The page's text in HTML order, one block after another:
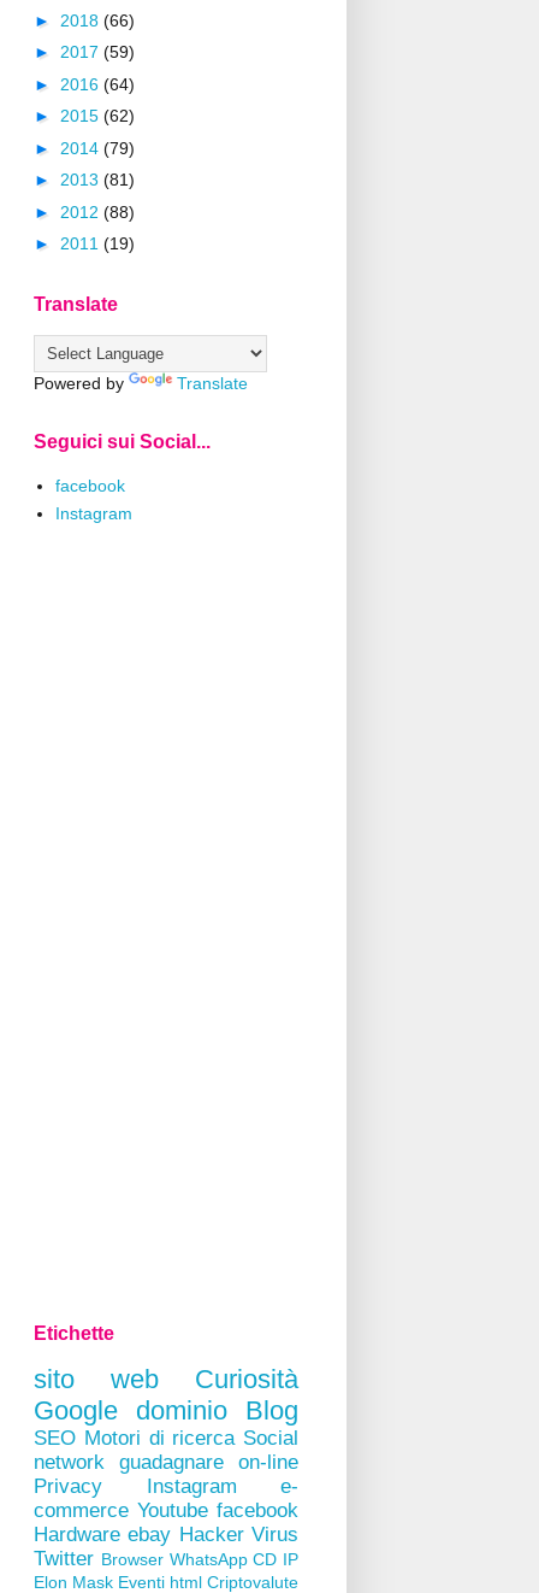
► 2018 (66)
► 2017 (59)
► 2016 (64)
► 2015 (62)
► 2014 (79)
► 2013 (81)
► 2012 (88)
► 2011 (19)
Translate
Powered by Translate
Seguici sui Social...
facebook
Instagram
Etichette
sito web
Curiosità
Google
dominio Blog
SEO Motori di ricerca Social
network
guadagnare on-line
Privacy
Instagram
e-
commerce Youtube facebook
Hardware ebay Hacker Virus
Twitter Browser WhatsApp CD IP
Elon Mask Eventi html Criptovalute